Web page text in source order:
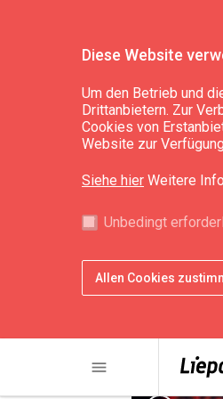
Diese Website
Um den Betrieb und
Drittanbietern. Zur
Cookies von
Website zur
Siehe hier Weitere
Unbedingt
Allen Cookies
menu